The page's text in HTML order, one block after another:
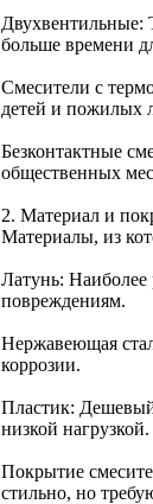
Двухвентильные:
больше времени
Смесители с
детей и пожилых
Безконтактные
общественных
2. Материал и
Материалы, из
Латунь:
повреждениям.
Нержавеющая
коррозии.
Пластик: Дешевый
низкой нагрузкой.
Покрытие
стильно, но